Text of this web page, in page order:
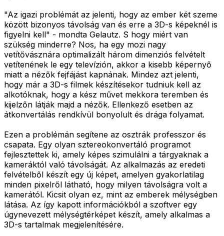
"Az igazi problémát az jelenti, hogy az ember két szeme
között bizonyos távolság van és erre a 3D-s képeknél is
figyelni kell" - mondta Gelautz. S hogy miért van
szükség minderre? Nos, ha egy mozi nagy
vetítővásznára optimalizált három dimenziós felvételt
vetítenének le egy televízión, akkor a kisebb képernyő
miatt a nézők fejfájást kapnának. Mindez azt jelenti,
hogy már a 3D-s filmek készítésekor tudniuk kell az
alkotóknak, hogy a kész művet mekkora teremben és
kijelzőn látják majd a nézők. Ellenkező esetben az
átkonvertálás rendkívül bonyolult és drága folyamat.
Ezen a problémán segítene az osztrák professzor és
csapata. Egy olyan sztereokonvertáló programot
fejlesztettek ki, amely képes szimulálni a tárgyaknak a
kameráktól való távolságát. Az alkalmazás az eredeti
felvételből készít egy új képet, amelyen gyakorlatilag
minden pixelről látható, hogy milyen távolságra volt a
kamerától. Kicsit olyan ez, mint az emberek mélységben
látása. Az így kapott információkból a szoftver egy
úgynevezett mélységtérképet készít, amely alkalmas a
3D-s tartalmak megjelenítésére.